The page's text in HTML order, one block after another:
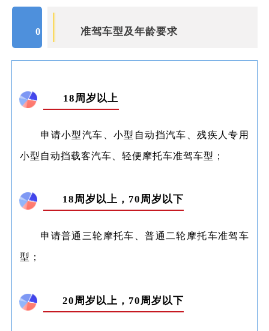
01 准驾车型及年龄要求
18周岁以上
申请小型汽车、小型自动挡汽车、残疾人专用
小型自动挡载客汽车、轻便摩托车准驾车型；
18周岁以上，70周岁以下
申请普通三轮摩托车、普通二轮摩托车准驾车
型；
20周岁以上，70周岁以下